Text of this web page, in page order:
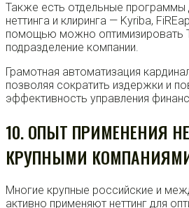
Также есть отдельные программы
неттинга и клиринга — Kyriba,
помощью можно оптимизировать
подразделение компании.
Грамотная автоматизация
позволяя сократить издержки и
эффективность управления
10. ОПЫТ ПРИМЕНЕНИЯ
КРУПНЫМИ
Многие крупные российские и
активно применяют неттинг для